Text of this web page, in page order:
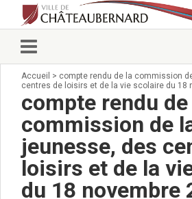
Vie municipale
Conseillers municipaux
Commissions 2026
Prendre rendez-vous
Arrêtés du Maire
Services municipaux
Organigramme
Accueil > compte rendu de la commission
centres de loisirs et de la vie scolaire du 18
compte rendu de
commission de
jeunesse, des
loisirs et de la
du 18 novembre